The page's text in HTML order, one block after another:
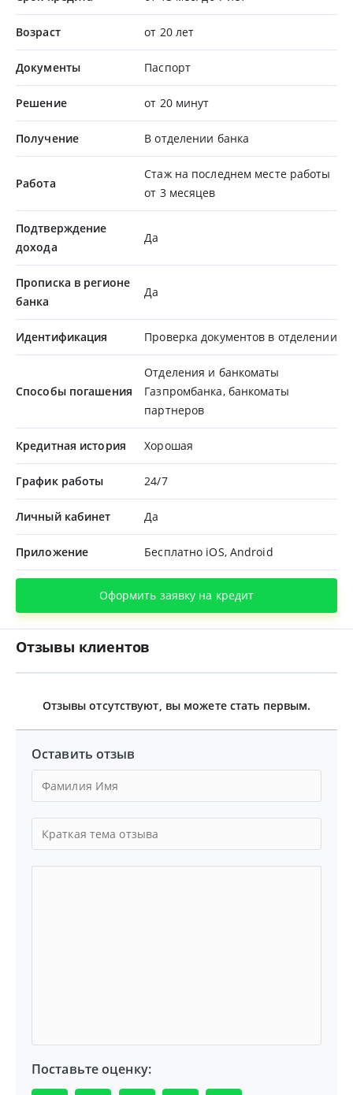
Возраст от 20 лет
Документы Паспорт
Решение от 20 минут
Получение В отделении банка
Работа
Стаж на последнем месте работы
от 3 месяцев
Подтверждение
дохода
Да
Прописка в регионе
банка
Да
Идентификация Проверка документов в отделении
Способы погашения
Отделения и банкоматы
Газпромбанка, банкоматы
партнеров
Кредитная история Хорошая
График работы 24/7
Личный кабинет Да
Приложение Бесплатно iOS, Android
Оформить заявку на кредит
Отзывы клиентов
Отзывы отсутствуют, вы можете стать первым.
Оставить отзыв
Поставьте оценку: